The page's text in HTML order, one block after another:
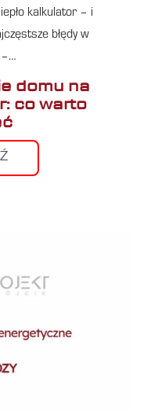
kalkulator – i
błędy w
–…
domu na
co warto